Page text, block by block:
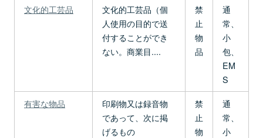
文化的工芸品
文化的工芸品（個
人使用の目的で送
付することができ
ない。商業目....
禁
止
物
品
通
常、
小
包、
EM
S
有害な物品
印刷物又は録音物
であって、次に掲
げるもの
禁
止
物
通
常、
小